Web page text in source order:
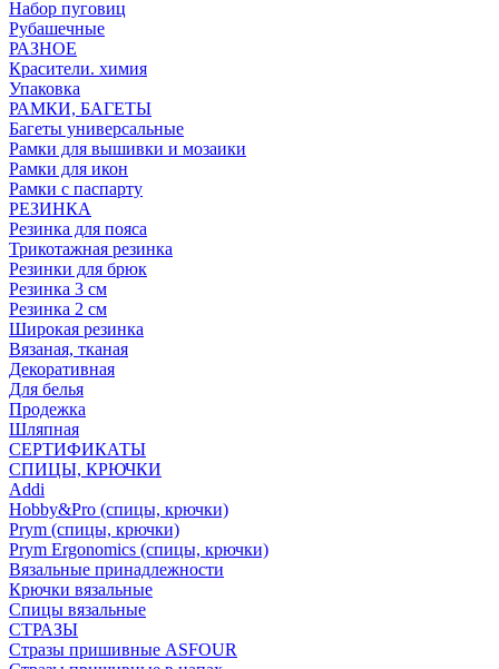
Набор пуговиц
Рубашечные
РАЗНОЕ
Красители. химия
Упаковка
РАМКИ, БАГЕТЫ
Багеты универсальные
Рамки для вышивки и мозаики
Рамки для икон
Рамки с паспарту
РЕЗИНКА
Резинка для пояса
Трикотажная резинка
Резинки для брюк
Резинка 3 см
Резинка 2 см
Широкая резинка
Вязаная, тканая
Декоративная
Для белья
Продежка
Шляпная
СЕРТИФИКАТЫ
СПИЦЫ, КРЮЧКИ
Addi
Hobby&Pro (спицы, крючки)
Prym (спицы, крючки)
Prym Ergonomics (спицы, крючки)
Вязальные принадлежности
Крючки вязальные
Спицы вязальные
СТРАЗЫ
Стразы пришивные ASFOUR